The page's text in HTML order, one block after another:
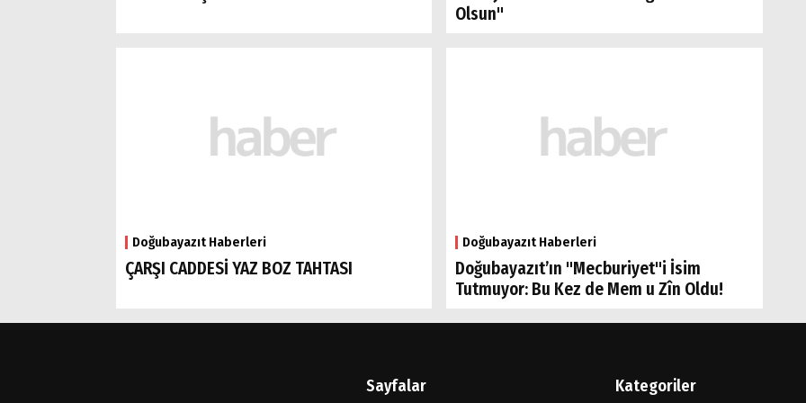
Olsun"
Doğubayazıt Haberleri
ÇARŞI CADDESİ YAZ BOZ TAHTASI
Doğubayazıt Haberleri
Doğubayazıt’ın "Mecburiyet"i İsim
Tutmuyor: Bu Kez de Mem u Zîn Oldu!
Sayfalar Kategoriler